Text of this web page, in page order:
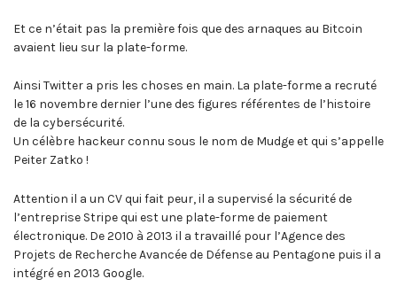
Et ce n’était pas la première fois que des arnaques au Bitcoin
avaient lieu sur la plate-forme.
Ainsi Twitter a pris les choses en main. La plate-forme a recruté
le 16 novembre dernier l’une des figures référentes de l’histoire
de la cybersécurité.
Un célèbre hackeur connu sous le nom de Mudge et qui s’appelle
Peiter Zatko !
Attention il a un CV qui fait peur, il a supervisé la sécurité de
l’entreprise Stripe qui est une plate-forme de paiement
électronique. De 2010 à 2013 il a travaillé pour l’Agence des
Projets de Recherche Avancée de Défense au Pentagone puis il a
intégré en 2013 Google.